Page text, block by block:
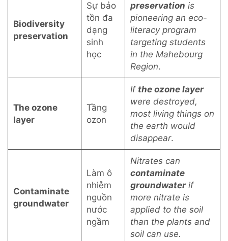
Biodiversity
preservation
Sự bảo
tồn đa
dạng
sinh
học
preservation is
pioneering an eco-
literacy program
targeting students
in the Mahebourg
Region.
The ozone
layer
Tầng
ozon
If the ozone layer
were destroyed,
most living things on
the earth would
disappear.
Contaminate
groundwater
Làm ô
nhiễm
nguồn
nước
ngầm
Nitrates can
contaminate
groundwaterif
more nitrate is
applied to the soil
than the plants and
soil can use.